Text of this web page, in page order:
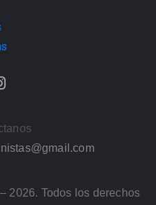
2026. Todos los derechos